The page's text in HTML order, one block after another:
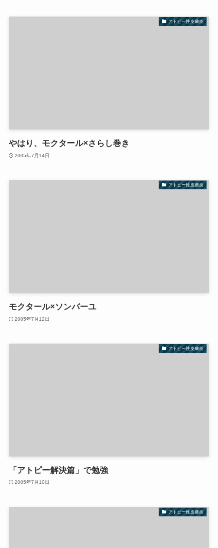
アトピー性皮膚炎
やはり、モクタール×さらし巻き
2005年7月14日
アトピー性皮膚炎
モクタール×ソンバーユ
2005年7月12日
アトピー性皮膚炎
「アトピー解決篇」で勉強
2005年7月10日
アトピー性皮膚炎